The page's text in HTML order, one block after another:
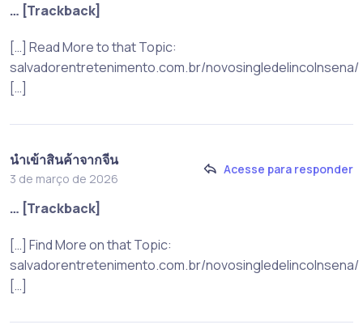
… [Trackback]
[…] Read More to that Topic:
salvadorentretenimento.com.br/novosingledelincolnsena/
[…]
นำเข้าสินค้าจากจีน
3 de março de 2026
Acesse para responder
… [Trackback]
[…] Find More on that Topic:
salvadorentretenimento.com.br/novosingledelincolnsena/
[…]